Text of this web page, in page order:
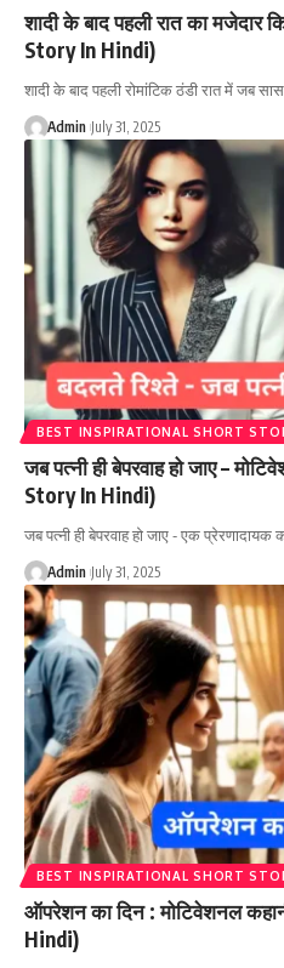
शादी के बाद पहली रात का मजेदार
Story In Hindi)
शादी के बाद पहली रोमांटिक ठंडी रात में जब
Admin July 31, 2025
BEST INSPIRATIONAL SHORT
जब पत्नी ही बेपरवाह हो जाए –
Story In Hindi)
जब पत्नी ही बेपरवाह हो जाए - एक प्रेरणादायक
Admin July 31, 2025
BEST INSPIRATIONAL SHORT
ऑपरेशन का दिन : मोटिवेशनल
Hindi)